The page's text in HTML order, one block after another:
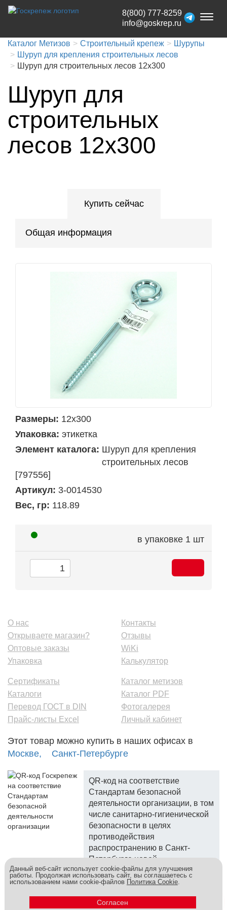
Toggle
8(800) 777-8259
info@goskrep.ru
Каталог Метизов Строительный крепеж
Шурупы
Шуруп для крепления строительных лесов
Шуруп для строительных лесов 12x300
Шуруп для
строительных
лесов 12x300
Купить сейчас
Общая информация
Размеры: 12х300
Упаковка: этикетка
Элемент каталога: Шуруп для крепления
строительных лесов
[797556]
Артикул: 3-0014530
Вес, гр: 118.89
в упаковке 1 шт
О нас
Открываете магазин?
Оптовые заказы
Упаковка
Контакты
Отзывы
WiKi
Калькулятор
Сертификаты
Каталоги
Перевод ГОСТ в DIN
Прайс-листы Excel
Каталог метизов
Каталог PDF
Фотогалерея
Личный кабинет
Этот товар можно купить в наших офисах в
Москве,
Санкт-Петербурге
QR-код на соответствие
Стандартам безопасной
деятельности организации, в том
числе санитарно-гигиенической
безопасности в целях
противодействия
распространению в Санкт-
Петербурге новой
коронавирусной инфекции.
Метизы и крепеж оптом - это к нам! © 2026
Данный веб-сайт использует cookie-файлы для улучшения
работы. Продолжая использовать сайт, вы соглашаетесь с
использованием нами cookie-файлов Политика Cookie.
Согласен